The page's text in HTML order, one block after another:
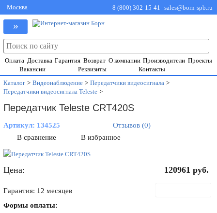
Москва 8 (800) 302-15-41 sales@born-spb.ru
»
Оплата Доставка Гарантия Возврат О компании Производители Проекты
Вакансии
Реквизиты
Контакты
Каталог > Видеонаблюдение > Передатчики видеосигнала >
Передатчики видеосигнала Teleste >
Передатчик Teleste CRT420S
Артикул: 134525
Отзывов (0)
В сравнение
В избранное
Цена: 120961 руб.
Гарантия: 12 месяцев
Формы оплаты: